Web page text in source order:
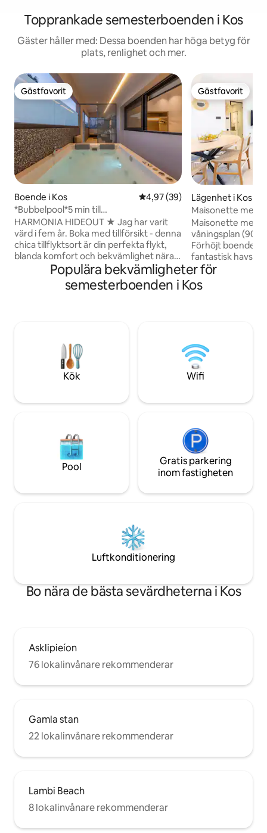
Topprankade semesterboenden i Kos
Gäster håller med: Dessa boenden har höga betyg för
plats, renlighet och mer.
Gästfavorit
Gästfavorit
Boende i Kos 4,97 av 5 i genomsnittligt
4,97 (39)
*Bubbelpool*5 min till
stränder*Netflix*Fullt utrustat kök*
HARMONIA HIDEOUT ★ Jag har varit
värd i fem år. Boka med tillförsikt - denna
chica tillflyktsort är din perfekta flykt,
blanda komfort och bekvämlighet nära
restauranger och nattliv ☞ Jacuzzi när
som helst ☞ 5 min till stränder ★ "
bubbelpool dygnet runt och lugn.
Notera: Att vara nära en väg kan du
komma att höra några livliga gatuljud.
Gästfavorit
Gästfavorit
Lägenhet i Kos
Maisonette med
Maisonette med
våningsplan (90
Förhöjt boende
fantastisk
sovrum med
regndusch, öppet
vardagsrum/
Wi-Fi,
eller familjer som
utsikt. Bara 200
Populära bekvämligheter för
semesterboenden i Kos
Kök Wifi
Pool
Gratis parkering
inom fastigheten
Luftkonditionering
Bo nära de bästa sevärdheterna i Kos
Asklipieíon
76 lokalinvånare rekommenderar
Gamla stan
22 lokalinvånare rekommenderar
Lambi Beach
8 lokalinvånare rekommenderar